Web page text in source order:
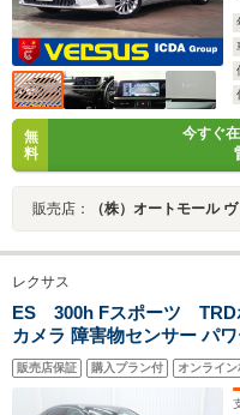
無
料
今すぐ
販売店： （株）オートモール
レクサス
ES 300h Fスポーツ TRD
カメラ 障害物センサー パ
アコン LEDヘッドライト
オーディオ バックカメラ
ドラレコ
販売店保証 購入プラン付 オンライ